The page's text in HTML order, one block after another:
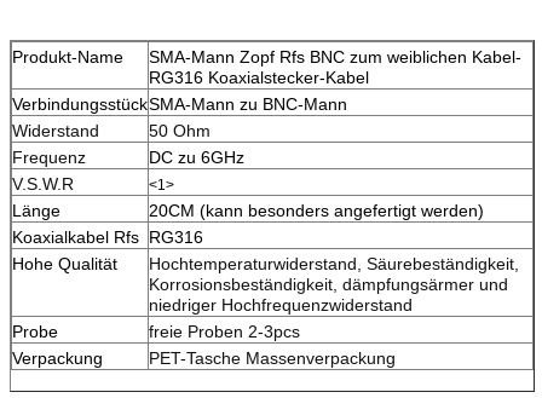
Produkt-Name
SMA-Mann Zopf Rfs BNC zum weiblichen Kabel-
RG316 Koaxialstecker-Kabel
VerbindungsstückSMA-Mann zu BNC-Mann
Widerstand
50 Ohm
Frequenz
DC zu 6GHz
V.S.W.R
<1>
Länge
20CM (kann besonders angefertigt werden)
Koaxialkabel Rfs RG316
Hohe Qualität
Hochtemperaturwiderstand, Säurebeständigkeit,
Korrosionsbeständigkeit, dämpfungsärmer und
niedriger Hochfrequenzwiderstand
Probe
freie Proben 2-3pcs
Verpackung
PET-Tasche Massenverpackung